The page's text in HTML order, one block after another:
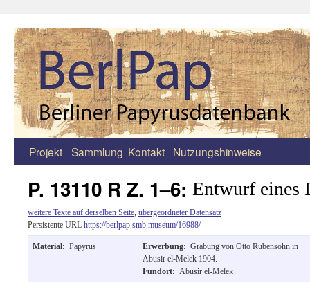
Zum
Projekt Sammlung Kontakt Nutzungshinweise
P. 13110 R Z. 1–6: Entwurf eines
weitere Texte auf derselben Seite übergeordneter Datensatz
Persistente URL https://berlpap.smb.museum/16988/
Material: Papyrus Erwerbung: Grabung von Otto Rubensohn in
Abusir el-Melek 1904.
Fundort: Abusir el-Melek